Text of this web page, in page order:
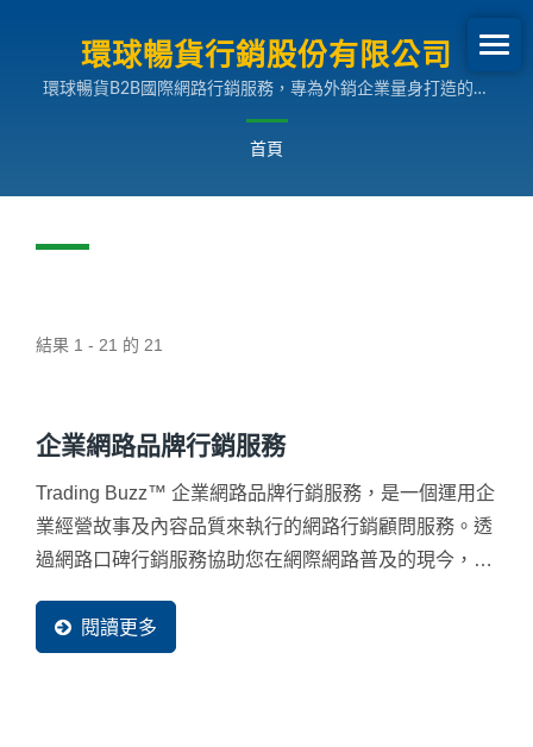
環球暢貨行銷股份有限公司
環球暢貨B2B國際網路行銷服務，專為外銷企業量身打造的多
首頁
結果 1 - 21 的 21
企業網路品牌行銷服務
Trading Buzz™ 企業網路品牌行銷服務，是一個運用企
業經營故事及內容品質來執行的網路行銷顧問服務。透
過網路口碑行銷服務協助您在網際網路普及的現今，利
的品牌印象，讓您不再淪為比價下的犧牲者，快速找回
企業失去已久的網路商機。
閱讀更多